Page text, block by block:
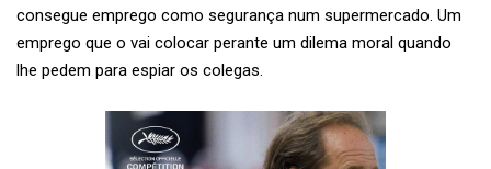
consegue emprego como segurança num supermercado. Um
emprego que o vai colocar perante um dilema moral quando
lhe pedem para espiar os colegas.